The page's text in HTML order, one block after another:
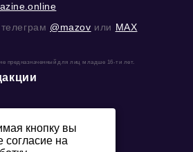
@mazov или MAX
предназначенный для лиц младше 16-ти лет.
кнопку вы
согласие на